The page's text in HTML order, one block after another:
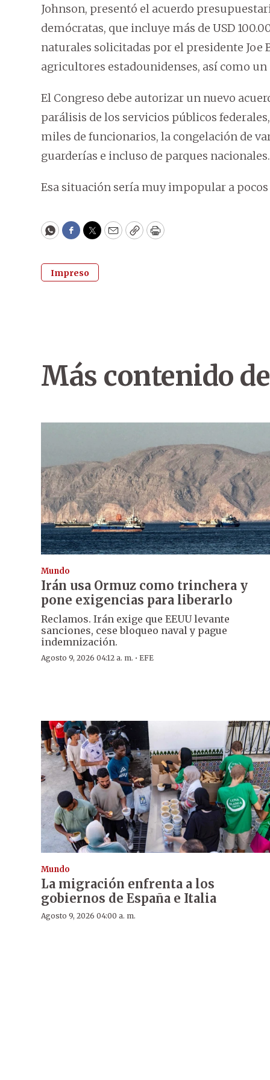
Johnson, presentó el acuerdo
demócratas, que incluye más de USD
naturales solicitadas por el presidente Joe
agricultores estadounidenses, así como
El Congreso debe autorizar un nuevo
parálisis de los servicios públicos
miles de funcionarios, la congelación de
guarderías e incluso de parques nacionales.
Esa situación sería muy impopular a pocos
WhatsApp
Facebook
Twitter
EmailCopyPrint
Impreso
Más contenido
Mundo
Irán usa Ormuz como trinchera y
pone exigencias para liberarlo
Reclamos. Irán exige que EEUU levante
sanciones, cese bloqueo naval y pague
indemnización.
Agosto 9, 2026 04:12 a. m. · EFE
Mundo
La migración enfrenta a los
gobiernos de España e Italia
Agosto 9, 2026 04:00 a. m.